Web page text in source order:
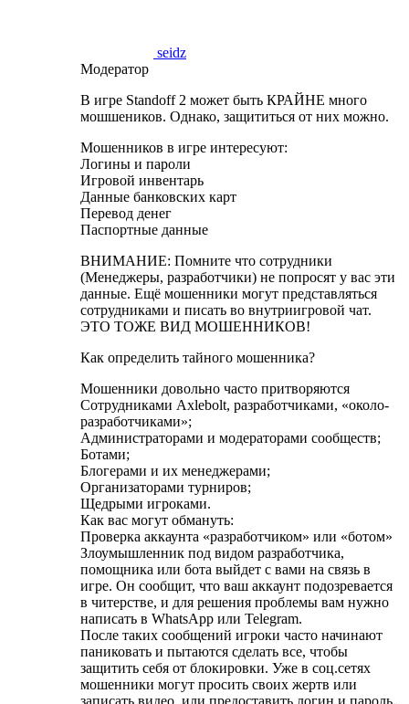
seidz
Модератор
В игре Standoff 2 может быть КРАЙНЕ много
мошшеников. Однако, защититься от них можно.
Мошенников в игре интересуют:
Логины и пароли
Игровой инвентарь
Данные банковских карт
Перевод денег
Паспортные данные
ВНИМАНИЕ: Помните что сотрудники
(Менеджеры, разработчики) не попросят у вас эти
данные. Ещё мошенники могут представляться
сотрудниками и писать во внутриигровой чат.
ЭТО ТОЖЕ ВИД МОШЕННИКОВ!
Как определить тайного мошенника?
Мошенники довольно часто притворяются
Сотрудниками Axlebolt, разработчиками, «около-
разработчиками»;
Администраторами и модераторами сообществ;
Ботами;
Блогерами и их менеджерами;
Организаторами турниров;
Щедрыми игроками.
Как вас могут обмануть:
Проверка аккаунта «разработчиком» или «ботом»
Злоумышленник под видом разработчика,
помощника или бота выйдет с вами на связь в
игре. Он сообщит, что ваш аккаунт подозревается
в читерстве, и для решения проблемы вам нужно
написать в WhatsApp или Telegram.
После таких сообщений игроки часто начинают
паниковать и пытаются сделать все, чтобы
защитить себя от блокировки. Уже в соц.сетях
мошенники могут просить своих жертв или